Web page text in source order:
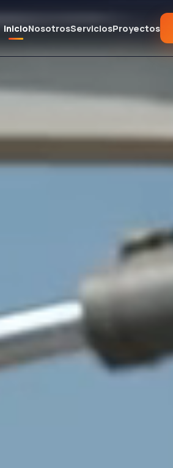
InicioNosotrosServiciosProyectos